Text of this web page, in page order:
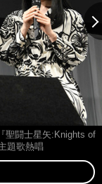
聖闘士星矢:Knights of
題歌熱唱